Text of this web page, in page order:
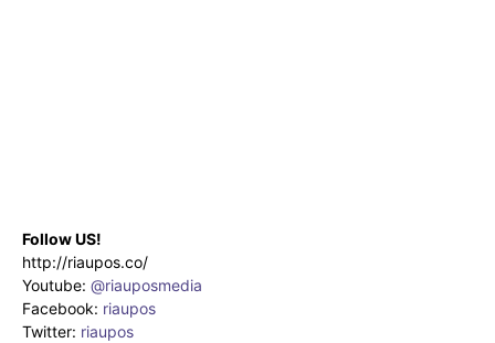
Follow US!
http://riaupos.co/
Youtube: @riauposmedia
Facebook: riaupos
Twitter: riaupos